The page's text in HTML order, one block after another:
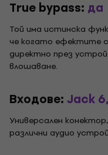
True bypass: да
Той има истинска
че когато ефектите
директно през
влошаване.
Входове:Jack
Универсален
различни аудио